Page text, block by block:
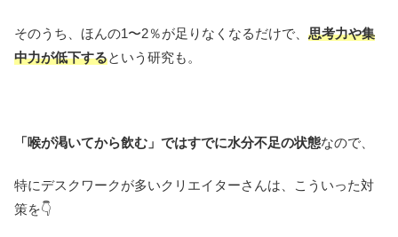
そのうち、ほんの1〜2％が足りなくなるだけで、 思考力や集
中力が低下するという研究も。
「喉が渇いてから飲む」ではすでに水分不足の状態なので、
特にデスクワークが多いクリエイターさんは、こういった対
策を👇